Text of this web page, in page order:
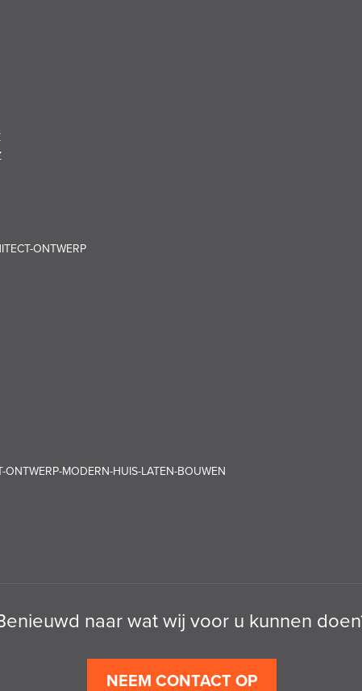
ONTWERP
MODERN-HUIS-LATEN-BOUWEN
naar wat wij voor u kunnen
NEEM CONTACT OP